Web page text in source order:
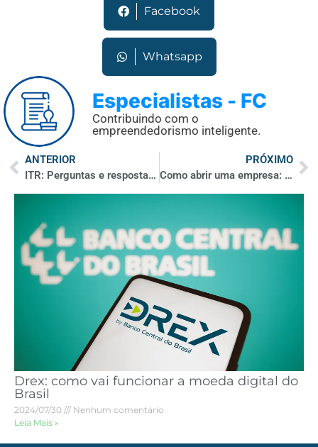
Facebook
Whatsapp
Especialistas - FC
Contribuindo com o
empreendedorismo inteligente.
ANTERIOR
ITR: Perguntas e respostas sobre Imposto Territorial Rural
PRÓXIMO
Como abrir uma empresa: passo a passo para tirar seu CNPJ do papel com segurança
Drex: como vai funcionar a moeda digital do
Brasil
2024/07/30
Nenhum comentário
Leia Mais »